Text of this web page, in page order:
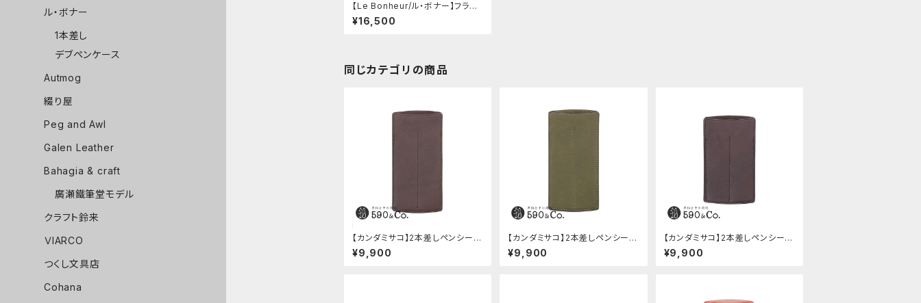
【Le Bonheur/ル・ボナー】フラソ
リティー バイ ル・ボナー1本差しペ
ンケース (レッド)
¥16,500
同じカテゴリの商品
【カンダミサコ】2本差しペンシー
ス・ミネルバボックス (カスターニ
ョ)
¥9,900
【カンダミサコ】2本差しペンシー
ス・ミネルバボックス (オリーバ)
¥9,900
【カンダミサコ】2本差しペンシー
ス・ショート用 ミネルバボックス
(カスターニョ)
¥9,900
ル・ボナー
1本差し
デブペンケース
Autmog
綴り屋
Peg and Awl
Galen Leather
Bahagia & craft
廣瀬鐵筆堂モデル
クラフト鈴来
ＶIARCO
つくし文具店
Cohana